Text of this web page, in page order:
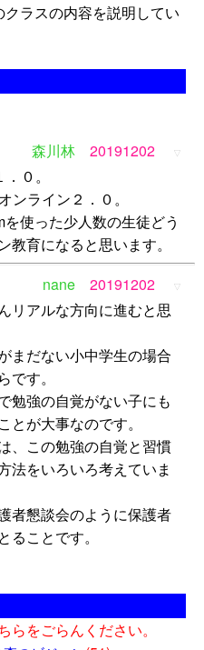
ラスの内容を説明してい
森川林 20191202 ▽
０。
ライン２．０。
使った少人数の生徒どう
教育になると思います。
nane
20191202 ▽
リアルな方向に進むと思
まだない小中学生の場合
す。
勉強の自覚がない子にも
が大事なのです。
、この勉強の自覚と習慣
法をいろいろ考えていま
者懇談会のように保護者
ことです。
をごらんください。